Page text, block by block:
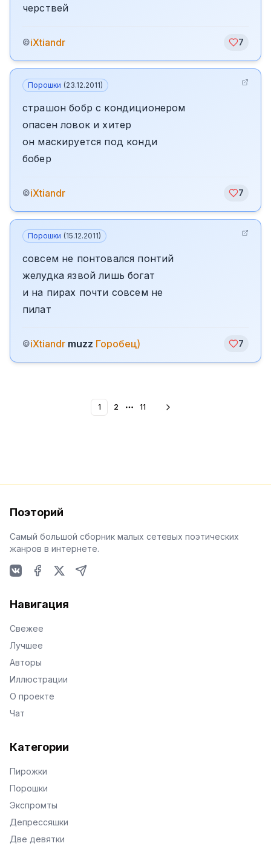
черствей
©iXtiandr 7
Порошки (23.12.2011)
страшон бобр с кондиционером
опасен ловок и хитер
он маскируется под конди
бобер
©iXtiandr 7
Порошки (15.12.2011)
совсем не понтовался понтий
желудка язвой лишь богат
и на пирах почти совсем не
пилат
©iXtiandr muzz Горобец) 7
1 2 More pages
11
Поэторий
Самый большой сборник малых сетевых поэтических
жанров в интернете.
Навигация
Свежее
Лучшее
Авторы
Иллюстрации
О проекте
Чат
Категории
Пирожки
Порошки
Экспромты
Депрессяшки
Две девятки